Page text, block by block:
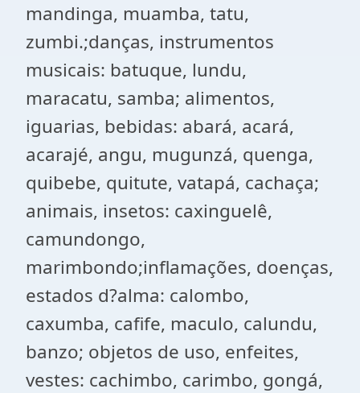
mandinga, muamba, tatu,
zumbi.;danças, instrumentos
musicais: batuque, lundu,
maracatu, samba; alimentos,
iguarias, bebidas: abará, acará,
acarajé, angu, mugunzá, quenga,
quibebe, quitute, vatapá, cachaça;
animais, insetos: caxinguelê,
camundongo,
marimbondo;inflamações, doenças,
estados d?alma: calombo,
caxumba, cafife, maculo, calundu,
banzo; objetos de uso, enfeites,
vestes: cachimbo, carimbo, gongá,